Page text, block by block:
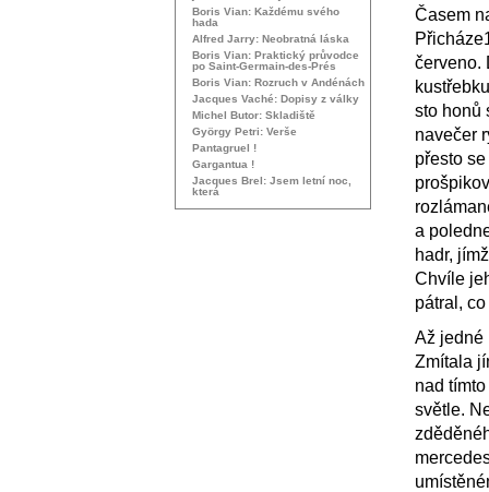
Časem
červeno.
sto honů
navečer
přesto
a
hadr,
Chvíle
pátral,
Až jedné
Zmítala
nad
světle.
Boris Vian: Každému svého
hada
Alfred Jarry: Neobratná láska
Boris Vian: Praktický průvodce
po Saint-Germain-des-Prés
Boris Vian: Rozruch v Andénách
Jacques Vaché: Dopisy z války
Michel Butor: Skladiště
György Petri: Verše
Pantagruel !
Gargantua !
Jacques Brel: Jsem letní noc,
která